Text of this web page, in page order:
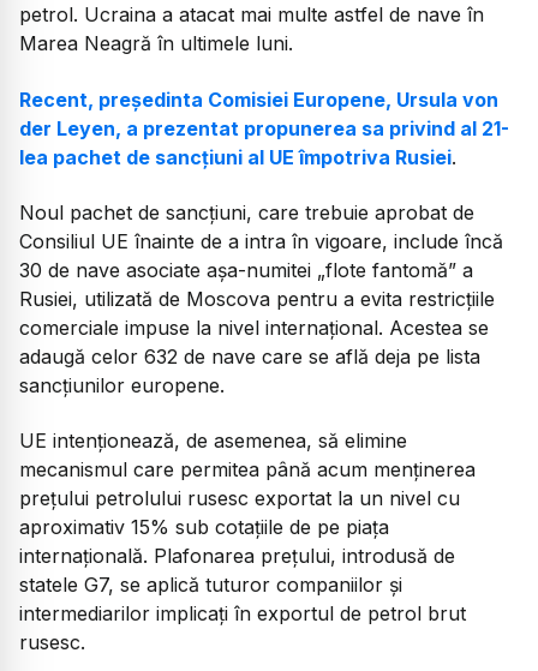
petrol. Ucraina a atacat mai multe astfel de nave în
Marea Neagră în ultimele luni.
Recent, președinta Comisiei Europene, Ursula von
der Leyen, a prezentat propunerea sa privind al 21-
lea pachet de sancțiuni al UE împotriva Rusiei.
Noul pachet de sancțiuni, care trebuie aprobat de
Consiliul UE înainte de a intra în vigoare, include încă
30 de nave asociate așa-numitei „flote fantomă” a
Rusiei, utilizată de Moscova pentru a evita restricțiile
comerciale impuse la nivel internațional. Acestea se
adaugă celor 632 de nave care se află deja pe lista
sancțiunilor europene.
UE intenționează, de asemenea, să elimine
mecanismul care permitea până acum menținerea
prețului petrolului rusesc exportat la un nivel cu
aproximativ 15% sub cotațiile de pe piața
internațională. Plafonarea prețului, introdusă de
statele G7, se aplică tuturor companiilor și
intermediarilor implicați în exportul de petrol brut
rusesc.